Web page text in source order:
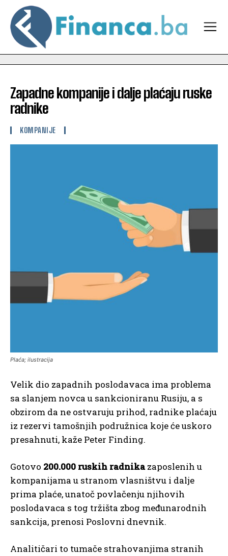
Zapadne kompanije i dalje plaćaju ruske
radnike
KOMPANIJE
Plaća; ilustracija
Velik dio zapadnih poslodavaca ima problema
sa slanjem novca u sankcioniranu Rusiju, a s
obzirom da ne ostvaruju prihod, radnike plaćaju
iz rezervi tamošnjih podružnica koje će uskoro
presahnuti, kaže Peter Finding.
Gotovo 200.000 ruskih radnikazaposlenih u
kompanijama u stranom vlasništvu i dalje
prima plaće, unatoč povlačenju njihovih
poslodavaca s tog tržišta zbog međunarodnih
sankcija, prenosi Poslovni dnevnik.
Analitičari to tumače strahovanjima stranih